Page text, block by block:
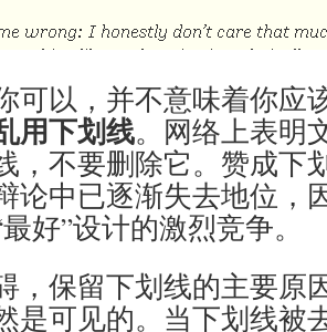
可以，并不意味着你应
用下划线。网络上表明
，不要删除它。赞成下
论中已逐渐失去地位，
好”设计的激烈竞争。
，保留下划线的主要原
是可见的。当下划线被